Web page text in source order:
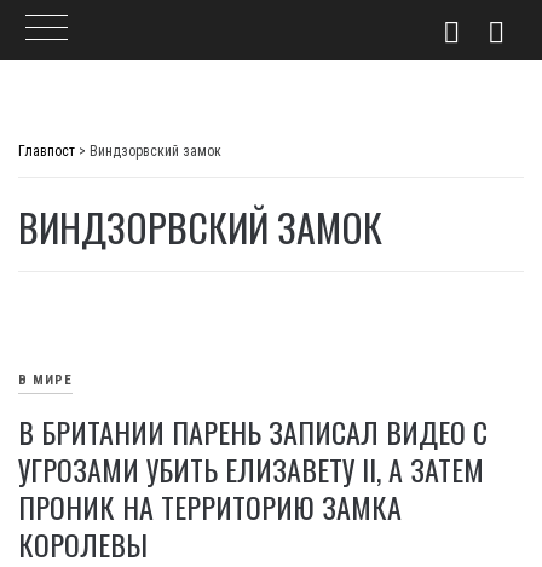
Главпост > Виндзорвский замок
ВИНДЗОРВСКИЙ ЗАМОК
В МИРЕ
В БРИТАНИИ ПАРЕНЬ ЗАПИСАЛ ВИДЕО С
УГРОЗАМИ УБИТЬ ЕЛИЗАВЕТУ II, А ЗАТЕМ
ПРОНИК НА ТЕРРИТОРИЮ ЗАМКА
КОРОЛЕВЫ